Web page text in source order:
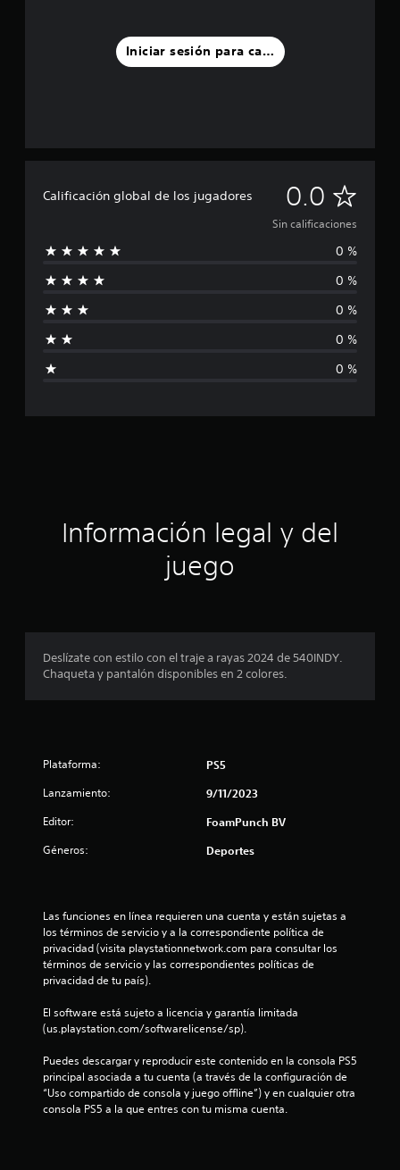
Iniciar sesión para calificar
Calificación global de los jugadores 0.0 S
i
n
c
f
a
n
Sin calificaciones
0 %
0 %
0 %
0 %
0 %
Información legal y del
juego
Deslízate con estilo con el traje a rayas 2024 de 540INDY.
Chaqueta y pantalón disponibles en 2 colores.
Plataforma: PS5
Lanzamiento: 9/11/2023
Editor: FoamPunch BV
Géneros: Deportes
Las funciones en línea requieren una cuenta y están sujetas a
los términos de servicio y a la correspondiente política de
privacidad (visita playstationnetwork.com para consultar los
términos de servicio y las correspondientes políticas de
privacidad de tu país).
El software está sujeto a licencia y garantía limitada
(us.playstation.com/softwarelicense/sp).
Puedes descargar y reproducir este contenido en la consola PS5
principal asociada a tu cuenta (a través de la configuración de
“Uso compartido de consola y juego offline”) y en cualquier otra
consola PS5 a la que entres con tu misma cuenta.